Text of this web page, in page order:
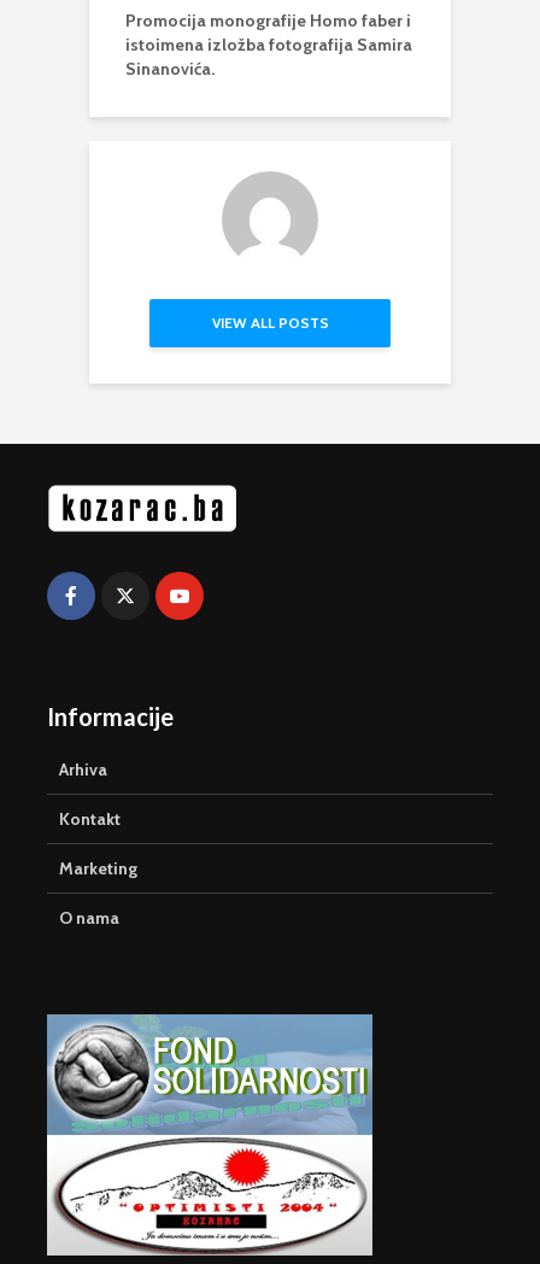
Promocija monografije Homo faber i
istoimena izložba fotografija Samira
Sinanovića.
VIEW ALL POSTS
Informacije
Arhiva
Kontakt
Marketing
O nama